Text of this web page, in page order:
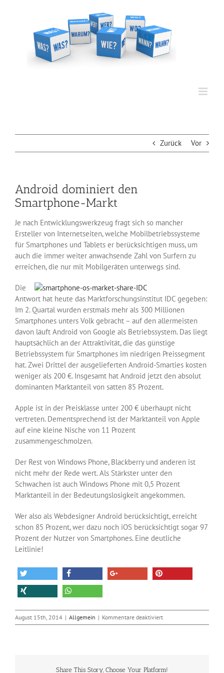
Zurück Vor
Android dominiert den
Smartphone-Markt
Je nach Entwicklungswerkzeug fragt sich so mancher
Ersteller von Internetseiten, welche Mobilbetriebssysteme
für Smartphones und Tablets er berücksichtigen muss, um
auch die immer weiter anwachsende Zahl von Surfern zu
erreichen, die nur mit Mobilgeräten unterwegs sind.
Die
Antwort hat heute das Marktforschungsinstitut IDC gegeben:
Im 2. Quartal wurden erstmals mehr als 300 Millionen
Smartphones unters Volk gebracht – auf den allermeisten
davon läuft Android von Google als Betriebssystem. Das liegt
hauptsächlich an der Attraktivität, die das günstige
Betriebssystem für Smartphones im niedrigen Preissegment
hat. Zwei Drittel der ausgelieferten Android-Smarties kosten
weniger als 200 €. Insgesamt hat Android jetzt den absolut
dominanten Marktanteil von satten 85 Prozent.
Apple ist in der Preisklasse unter 200 € überhaupt nicht
vertreten. Dementsprechend ist der Marktanteil von Apple
auf eine kleine Nische von 11 Prozent
zusammengeschmolzen.
Der Rest von Windows Phone, Blackberry und anderen ist
nicht mehr der Rede wert. Als Stärkster unter den
Schwachen ist auch Windows Phone mit 0,5 Prozent
Marktanteil in der Bedeutungslosigkeit angekommen.
Wer also als Webdesigner Android berücksichtigt, erreicht
schon 85 Prozent, wer dazu noch iOS berücksichtigt sogar 97
Prozent der Nutzer von Smartphones. Eine deutliche
Leitlinie!
August 15th, 2014 | Allgemein | Kommentare deaktiviertfür
Android
Share This Story, Choose Your Platform!